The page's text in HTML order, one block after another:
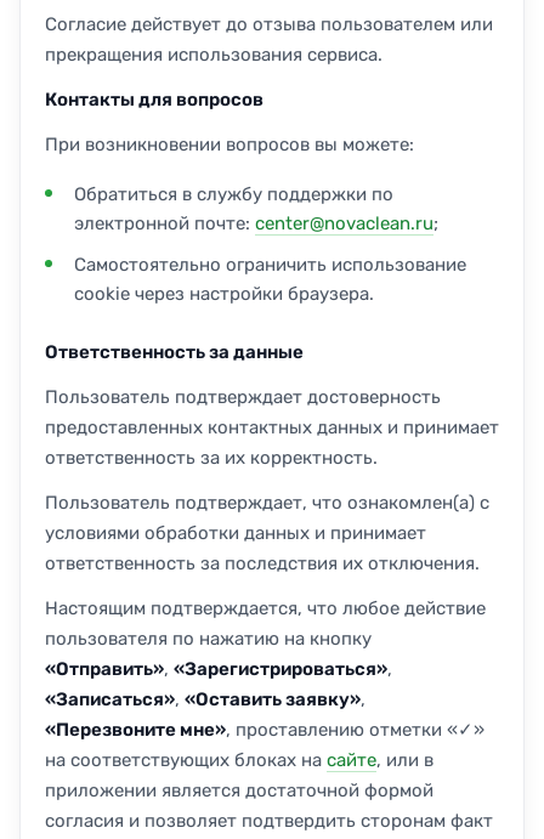
Согласие действует до отзыва пользователем или
прекращения использования сервиса.
Контакты для вопросов
При возникновении вопросов вы можете:
Обратиться в службу поддержки по
электронной почте: center@novaclean.ru;
Самостоятельно ограничить использование
cookie через настройки браузера.
Ответственность за данные
Пользователь подтверждает достоверность
предоставленных контактных данных и принимает
ответственность за их корректность.
Пользователь подтверждает, что ознакомлен(а) с
условиями обработки данных и принимает
ответственность за последствия их отключения.
Настоящим подтверждается, что любое действие
пользователя по нажатию на кнопку
«Отправить», «Зарегистрироваться»,
«Записаться», «Оставить заявку»,
«Перезвоните мне», проставлению отметки «✓»
на соответствующих блоках на сайте, или в
приложении является достаточной формой
согласия и позволяет подтвердить сторонам факт